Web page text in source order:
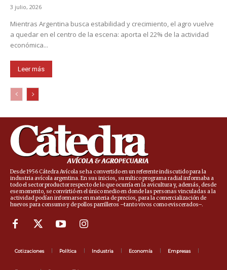
3 julio, 2026
Mientras Argentina busca estabilidad y crecimiento, el agro vuelve
a quedar en el centro de la escena: aporta el 22% de la actividad
económica...
Leer más
Desde 1956 Cátedra Avícola se ha convertido en un referente indiscutido para la
industria avícola argentina. En sus inicios, su mítico programa radial informaba a
todo el sector productor respecto de lo que ocurría en la avicultura y, además, desde
ese momento, se convirtió en el único medio en donde las personas vinculadas a la
actividad podían informarse en materia de precios, para la comercialización de
huevos para consumo y de pollos parrilleros –tanto vivos como eviscerados–.
Cotizaciones Política Industria Economía Empresas